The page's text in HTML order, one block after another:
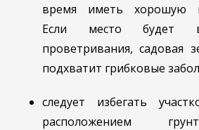
время иметь хорошую
Если место будет
проветривания, садовая
подхватит грибковые
следует избегать
расположением